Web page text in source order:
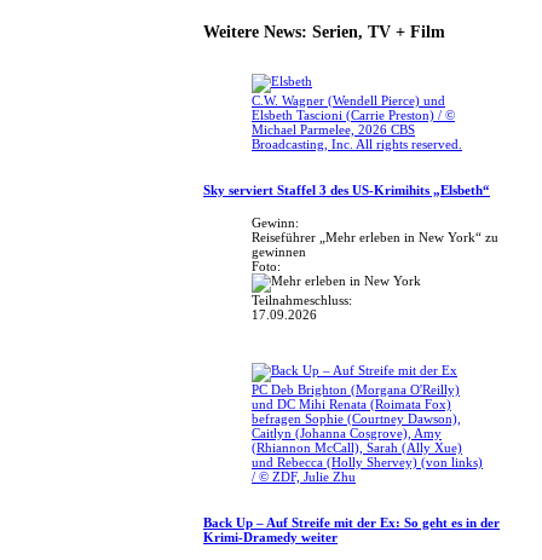
Weitere News: Serien, TV + Film
C.W. Wagner (Wendell Pierce) und
Elsbeth Tascioni (Carrie Preston) / ©
Michael Parmelee, 2026 CBS
Broadcasting, Inc. All rights reserved.
Sky serviert Staffel 3 des US-Krimihits „Elsbeth“
Gewinn:
Reiseführer „Mehr erleben in New York“ zu
gewinnen
Foto:
Teilnahmeschluss:
17.09.2026
PC Deb Brighton (Morgana O'Reilly)
und DC Mihi Renata (Roimata Fox)
befragen Sophie (Courtney Dawson),
Caitlyn (Johanna Cosgrove), Amy
(Rhiannon McCall), Sarah (Ally Xue)
und Rebecca (Holly Shervey) (von links)
/ © ZDF, Julie Zhu
Back Up – Auf Streife mit der Ex: So geht es in der
Krimi-Dramedy weiter